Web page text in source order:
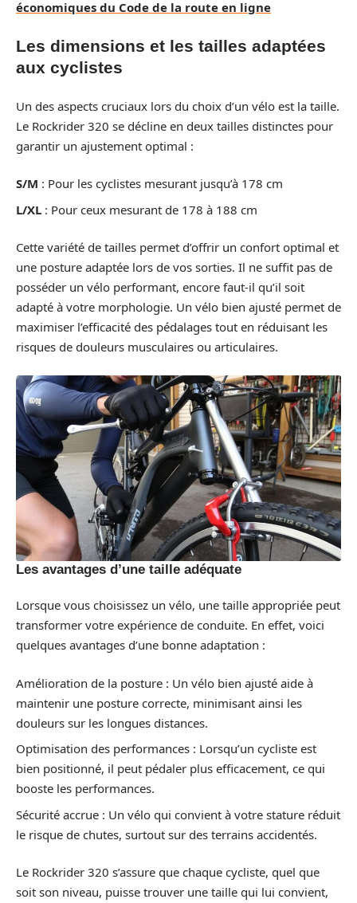
économiques du Code de la route en ligne
Les dimensions et les tailles adaptées
aux cyclistes
Un des aspects cruciaux lors du choix d’un vélo est la taille.
Le Rockrider 320 se décline en deux tailles distinctes pour
garantir un ajustement optimal :
S/M : Pour les cyclistes mesurant jusqu’à 178 cm
L/XL : Pour ceux mesurant de 178 à 188 cm
Cette variété de tailles permet d’offrir un confort optimal et
une posture adaptée lors de vos sorties. Il ne suffit pas de
posséder un vélo performant, encore faut-il qu’il soit
adapté à votre morphologie. Un vélo bien ajusté permet de
maximiser l’efficacité des pédalages tout en réduisant les
risques de douleurs musculaires ou articulaires.
Les avantages d’une taille adéquate
Lorsque vous choisissez un vélo, une taille appropriée peut
transformer votre expérience de conduite. En effet, voici
quelques avantages d’une bonne adaptation :
Amélioration de la posture : Un vélo bien ajusté aide à
maintenir une posture correcte, minimisant ainsi les
douleurs sur les longues distances.
Optimisation des performances : Lorsqu’un cycliste est
bien positionné, il peut pédaler plus efficacement, ce qui
booste les performances.
Sécurité accrue : Un vélo qui convient à votre stature réduit
le risque de chutes, surtout sur des terrains accidentés.
Le Rockrider 320 s’assure que chaque cycliste, quel que
soit son niveau, puisse trouver une taille qui lui convient,